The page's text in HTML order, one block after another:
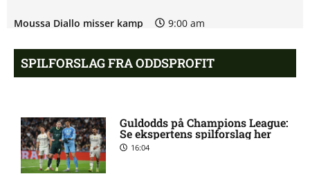
Moussa Diallo misser kamp
9:00 am
Erik Jonathan Ring ude med
skade for Västerås SK
6:44 am
SPILFORSLAG FRA ODDSPROFIT
Guldodds på Champions League:
Se ekspertens spilforslag her
16:04